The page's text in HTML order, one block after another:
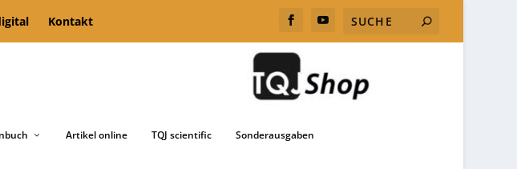
Kontakt
Artikel online TQJ scientific Sonderausgaben